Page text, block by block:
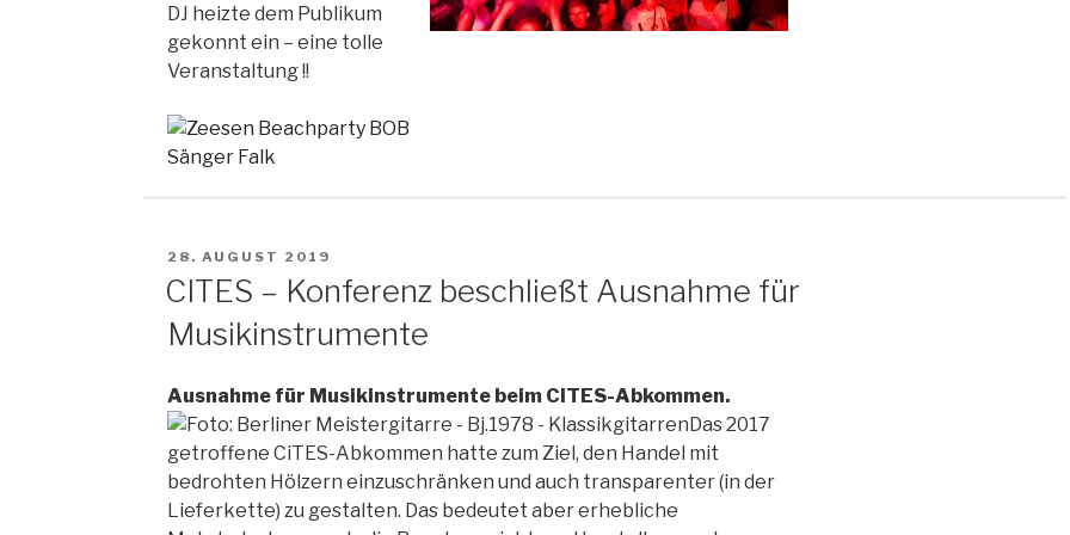
DJ heizte dem Publikum
gekonnt ein – eine tolle
Veranstaltung !!
VERÖFFENTLICHT
28. AUGUST 2019
CITES – Konferenz beschließt Ausnahme für
Musikinstrumente
Ausnahme für Musikinstrumente beim CITES-Abkommen.
Das 2017
getroffene CiTES-Abkommen hatte zum Ziel, den Handel mit
bedrohten Hölzern einzuschränken und auch transparenter (in der
Lieferkette) zu gestalten. Das bedeutet aber erhebliche